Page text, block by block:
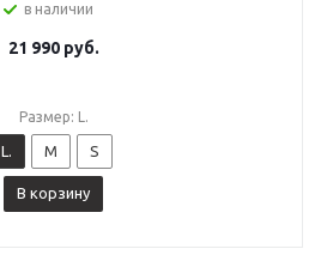
в наличии
21 990руб.
Размер: L.
L. M S
В корзину